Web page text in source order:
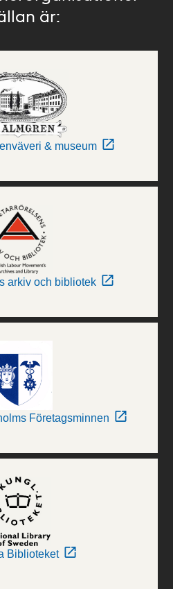
är:
& museum
arkiv och bibliotek
Företagsminnen
Biblioteket